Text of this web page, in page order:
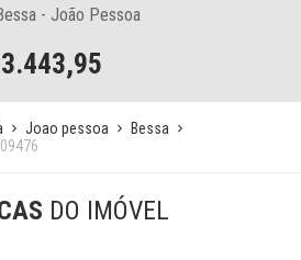
- João Pessoa
Joao pessoa
Bessa
DO IMÓVEL